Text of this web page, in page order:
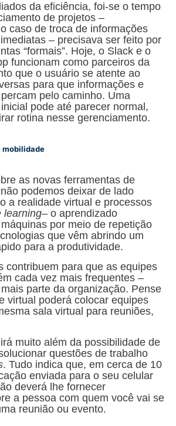
da eficiência, foi-se o tempo
de projetos –
caso de troca de informações
– precisava ser feito por
“formais”. Hoje, o Slack e o
funcionam como parceiros da
que o usuário se atente ao
para que informações e
pelo caminho. Uma
pode até parecer normal,
rotina nesse gerenciamento.
mobilidade
as novas ferramentas de
podemos deixar de lado
a realidade virtual e processos
learning– o aprendizado
por meio de repetição
que vêm abrindo um
para a produtividade.
contribuem para que as equipes
cada vez mais frequentes –
parte da organização. Pense
virtual poderá colocar equipes
sala virtual para reuniões,
muito além da possibilidade de
questões de trabalho
. Tudo indica que, em cerca de 10
enviada para o seu celular
deverá lhe fornecer
a pessoa com quem você vai se
reunião ou evento.